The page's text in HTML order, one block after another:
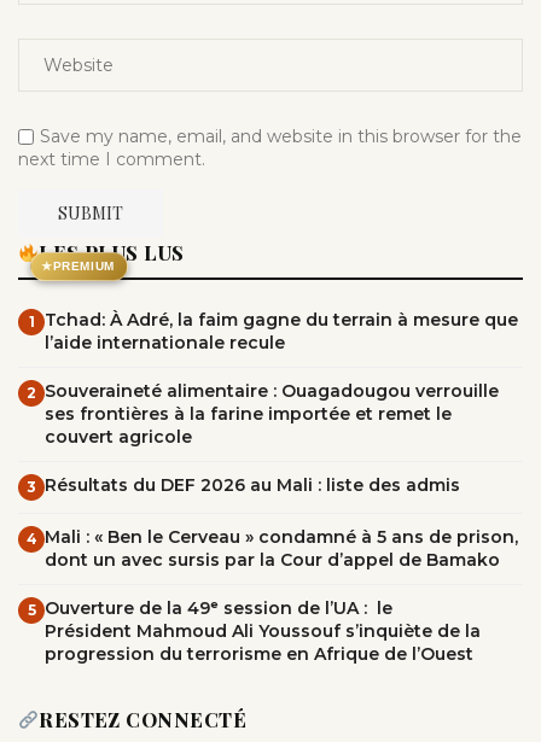
Save my name, email, and website in this browser for the
next time I comment.
★PREMIUM
LES PLUS LUS
1
Tchad: À Adré, la faim gagne du terrain à mesure que
l’aide internationale recule
2 Souveraineté alimentaire : Ouagadougou verrouille
ses frontières à la farine importée et remet le
couvert agricole
3 Résultats du DEF 2026 au Mali : liste des admis
4 Mali : « Ben le Cerveau » condamné à 5 ans de prison,
dont un avec sursis par la Cour d’appel de Bamako
5 Ouverture de la 49ᵉ session de l’UA : le
Président Mahmoud Ali Youssouf s’inquiète de la
progression du terrorisme en Afrique de l’Ouest
RESTEZ CONNECTÉ